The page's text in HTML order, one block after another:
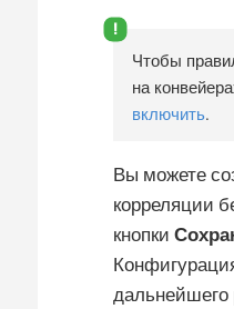
Чтобы
на
включить.
Вы можете
корреляции
кнопки
дальнейшего